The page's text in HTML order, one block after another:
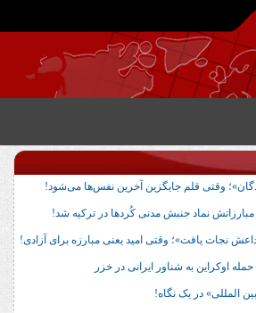
وقتی قلم جایگزین آخرین نفس‌ها می‌شود!
مبارزاتش نماد جنبش مدنی کُردها در ترکیه شد!
نجات یافت»؛ وقتی امید یعنی مبارزه برای آزادی!
اوکراین به شناور ایرانی در خزر
المللی» در یک نگاه!